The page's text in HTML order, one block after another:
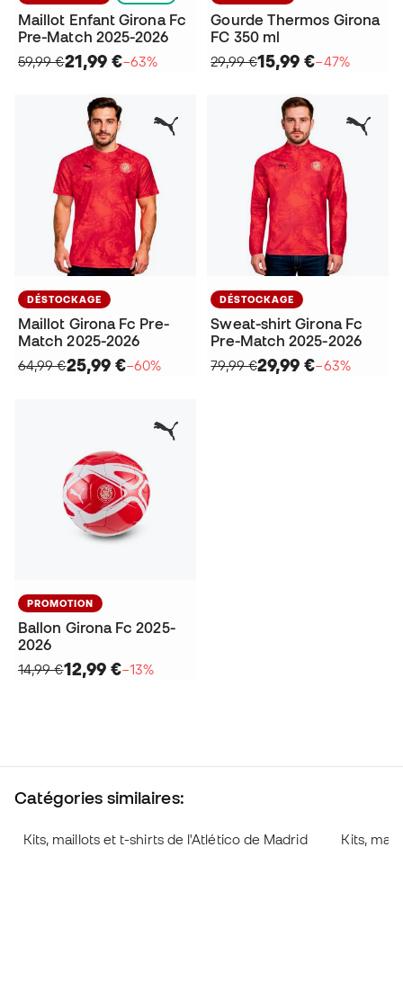
Maillot Enfant Girona Fc
Pre-Match 2025-2026
59,99 €21,99 €−63%
Gourde Thermos Girona
FC 350 ml
29,99 €15,99 €−47%
DÉSTOCKAGE
Maillot Girona Fc Pre-
Match 2025-2026
64,99 €25,99 €−60%
DÉSTOCKAGE
Sweat-shirt Girona Fc
Pre-Match 2025-2026
79,99 €29,99 €−63%
PROMOTION
Ballon Girona Fc 2025-
2026
14,99 €12,99 €−13%
Catégories similaires:
Kits, maillots et t-shirts de l'Atlético de Madrid Kits,